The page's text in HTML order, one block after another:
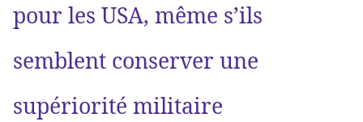
pour les USA, même s’ils
semblent conserver une
supériorité militaire